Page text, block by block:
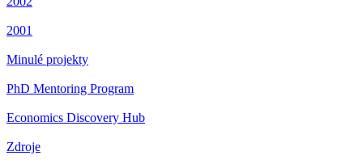
2001
Minulé projekty
PhD Mentoring Program
Economics Discovery Hub
Zdroje